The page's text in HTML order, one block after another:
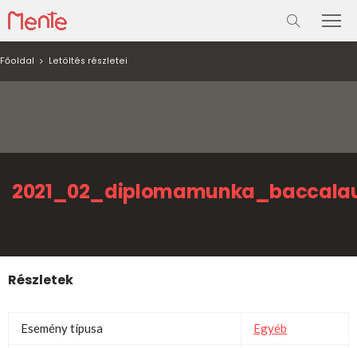
Főoldal Letöltés részletei
Részletek
Esemény típusa Egyéb